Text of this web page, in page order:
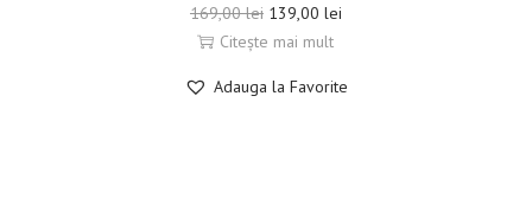
169,00lei 139,00 lei
Citește mai mult
Adauga la Favorite